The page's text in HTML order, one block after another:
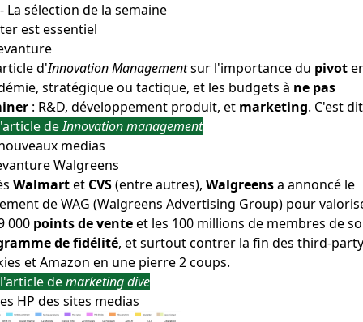
La sélection de la semaine
est essentiel
d'Innovation Managementsur l'importance du pivot
stratégique ou tactique, et les budgets à ne pas
: R&D, développement produit, et marketing. C'est
deInnovation management
medias
Walmartet CVS(entre autres), Walgreensa annoncé le
de WAG (Walgreens Advertising Group) pour
000 points de venteet les 100 millions de membres de
de fidélité, et surtout contrer la fin des third-party
et Amazon en une pierre 2 coups.
demarketing dive
HP des sites medias